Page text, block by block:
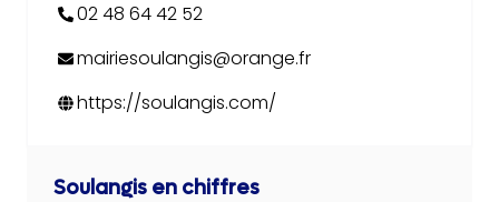
02 48 64 42 52
mairiesoulangis@orange.fr
https://soulangis.com/
Soulangis en chiffres